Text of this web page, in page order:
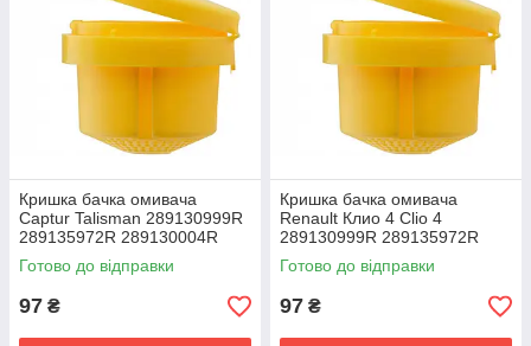
Кришка бачка омивача
Captur Talisman 289130999R
289135972R 289130004R
Готово до відправки
97 ₴
Кришка бачка омивача
Renault Клио 4 Clio 4
289130999R 289135972R
289130004R
Готово до відправки
97 ₴